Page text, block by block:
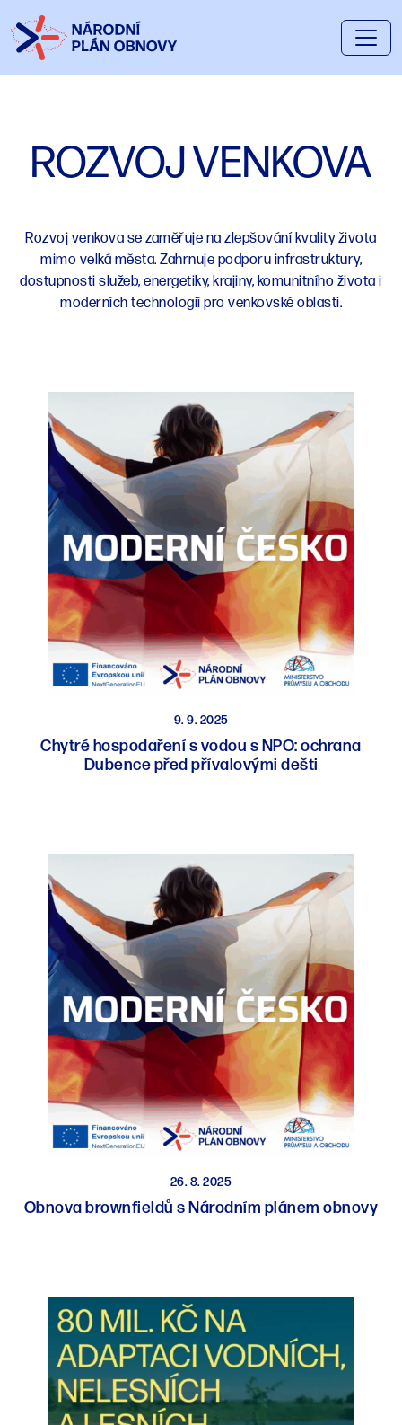
ROZVOJ VENKOVA
Rozvoj venkova se zaměřuje na zlepšování kvality života
mimo velká města. Zahrnuje podporu infrastruktury,
dostupnosti služeb, energetiky, krajiny, komunitního života i
moderních technologií pro venkovské oblasti.
9. 9. 2025
Chytré hospodaření s vodou s NPO: ochrana
Dubence před přívalovými dešti
26. 8. 2025
Obnova brownfieldů s Národním plánem obnovy